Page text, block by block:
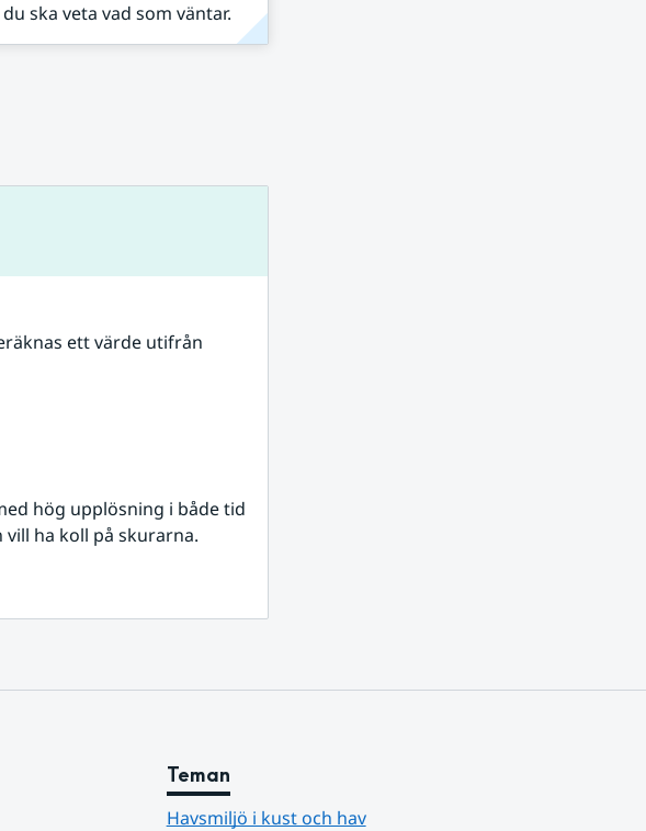
ska veta vad som väntar.
ett värde utifrån
hög upplösning i både tid
ha koll på skurarna.
Teman
Havsmiljö i kust och hav